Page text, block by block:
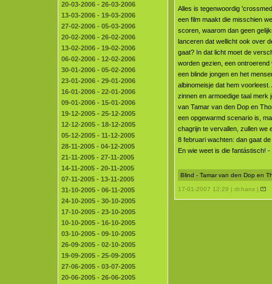
20-03-2006 - 26-03-2006
13-03-2006 - 19-03-2006
27-02-2006 - 05-03-2006
20-02-2006 - 26-02-2006
13-02-2006 - 19-02-2006
06-02-2006 - 12-02-2006
30-01-2006 - 05-02-2006
23-01-2006 - 29-01-2006
16-01-2006 - 22-01-2006
09-01-2006 - 15-01-2006
19-12-2005 - 25-12-2005
12-12-2005 - 18-12-2005
05-12-2005 - 11-12-2005
28-11-2005 - 04-12-2005
21-11-2005 - 27-11-2005
14-11-2005 - 20-11-2005
07-11-2005 - 13-11-2005
31-10-2005 - 06-11-2005
24-10-2005 - 30-10-2005
17-10-2005 - 23-10-2005
10-10-2005 - 16-10-2005
03-10-2005 - 09-10-2005
26-09-2005 - 02-10-2005
19-09-2005 - 25-09-2005
27-06-2005 - 03-07-2005
20-06-2005 - 26-06-2005
Alles is tegenwoordig
een film maakt die misschien
scoren, waarom dan geen
lanceren dat wellicht ook over
gaat? In dat licht moet de
worden gezien, een ontroerend
een blinde jongen en het
albinomeisje dat hem voorleest.
zinnen en armoedige taal merk
van Tamar van den Dop en
een opgewarmd scenario is,
chagrijn te vervallen, zullen we
8 februari wachten: dan gaat
En wie weet is die fantástisch!
Blind - Tamar van den Dop en
17-01-2007 12:29 | dr.hans |